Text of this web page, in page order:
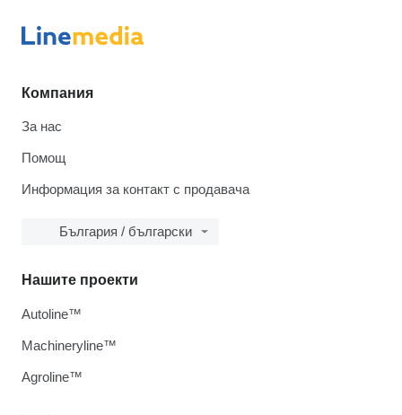
Компания
За нас
Помощ
Информация за контакт с продавача
България / български
Нашите проекти
Autoline™
Machineryline™
Agroline™